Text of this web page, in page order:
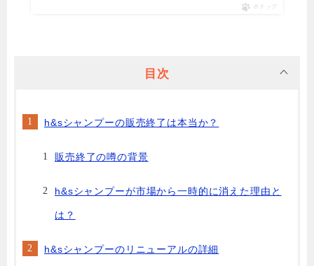
ポチップ
目次
h&sシャンプーの販売終了は本当か？
販売終了の噂の背景
h&sシャンプーが市場から一時的に消えた理由と
は？
h&sシャンプーのリニューアルの詳細